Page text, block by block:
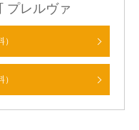
プレルヴァ